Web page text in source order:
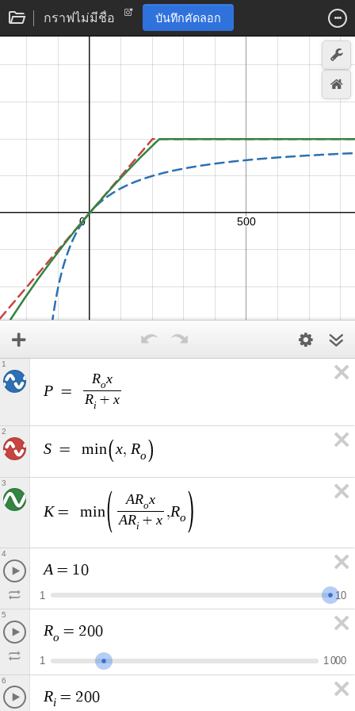
กราฟไม่มีชื่อ บันทึกคัดลอก
P =
Rox
Ri + x
1
S = min x, Ro
2
K = min
ARox
ARi + x
,Ro
3
A = 10
1 10
4
Ro = 200
1 1000
5
Ri = 200
6